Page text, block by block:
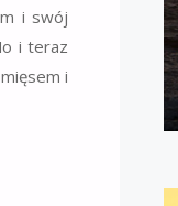
i swój
i teraz
i